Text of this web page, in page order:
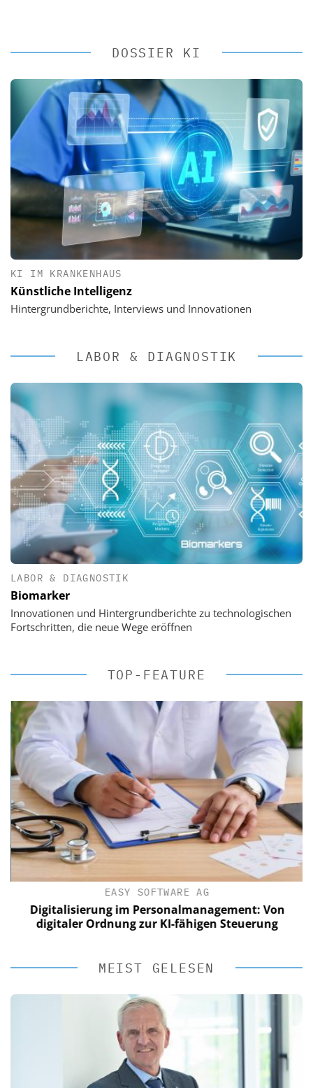
DOSSIER KI
KI IM KRANKENHAUS
Künstliche Intelligenz
Hintergrundberichte, Interviews und Innovationen
LABOR & DIAGNOSTIK
LABOR & DIAGNOSTIK
Biomarker
Innovationen und Hintergrundberichte zu technologischen
Fortschritten, die neue Wege eröffnen
TOP-FEATURE
EASY SOFTWARE AG
Digitalisierung im Personalmanagement: Von
digitaler Ordnung zur KI-fähigen Steuerung
MEIST GELESEN